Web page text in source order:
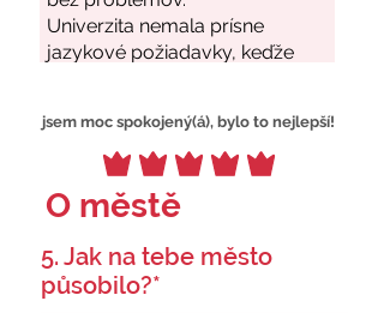
jsem moc spokojený(á), bylo to nejlepší!
O městě
5. Jak na tebe město
působilo?*